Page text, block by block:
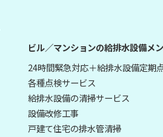
ビル／マンションの給排水設備メ
24時間緊急対応＋給排水設備定期
各種点検サービス
給排水設備の清掃サービス
設備改修工事
戸建て住宅の排水管清掃